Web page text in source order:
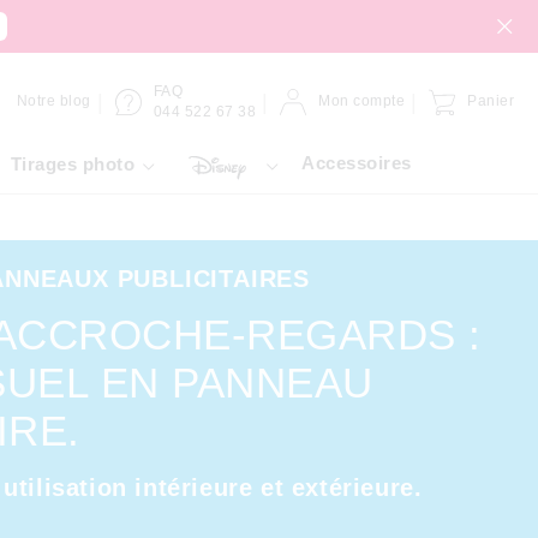
Notre blog
FAQ
044 522 67 38
Mon compte Panier
Tirages photo Accessoires
PUBLICITAIRES
REGARDS :
EN PANNEAU
intérieure et extérieure.